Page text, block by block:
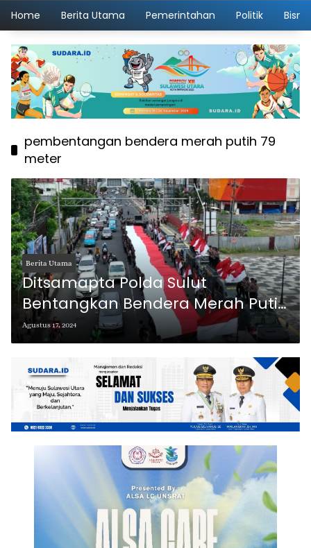
Home Berita Utama Pemerintahan Politik
pembentangan bendera merah putih 79
meter
Berita Utama
Ditsamapta Polda Sulut
Bentangkan Bendera Merah Putih
79 Meter di Boulevard Manado
Agustus 17, 2024